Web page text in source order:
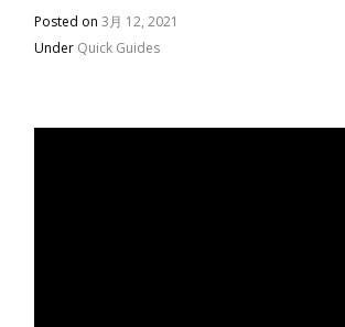
Posted on3月 12, 2021
Under Quick Guides